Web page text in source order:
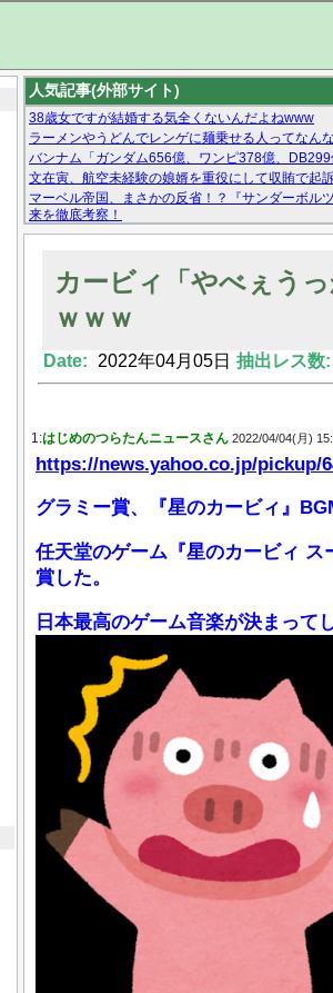
人気記事(外部サイト)
38歳女ですが結婚する気全くないんだよねwww
ラーメンやうどんでレンゲに麺乗せる人ってなん
バンナム「ガンダム656億、ワンピ378億、
文在寅、航空未経験の娘婿を重役にして収賄で起
マーベル帝国、まさかの反省！？『サンダーボル
来を徹底考察！
【モー娘。石田亜佑美】ファーストテイク出演も
Powered by livedoor 相互RSS
カービィ「やべぇう
ｗｗｗ
Date: 2022年04月05日 抽出レス数:
1:はじめのつらたんニュースさん 2022/04/04(月)
https://news.yahoo.co.jp/pickup/
グラミー賞、『星のカービィ』
任天堂のゲーム『星のカービィ
賞した。
日本最高のゲーム音楽が決まっ